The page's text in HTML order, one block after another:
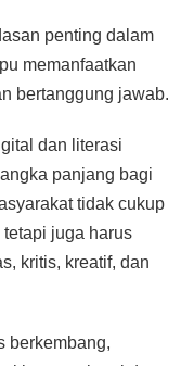
penting dalam
memanfaatkan
bertanggung jawab.
dan literasi
panjang bagi
tidak cukup
juga harus
kritis, kreatif, dan
berkembang,